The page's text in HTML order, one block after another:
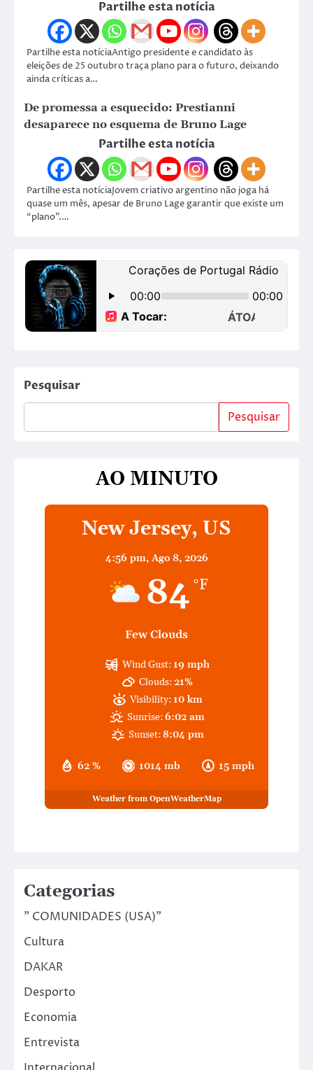
Partilhe esta notícia
Partilhe esta notíciaAntigo presidente e candidato às
eleições de 25 outubro traça plano para o futuro, deixando
ainda críticas a…
De promessa a esquecido: Prestianni
desaparece no esquema de Bruno Lage
Partilhe esta notícia
Partilhe esta notíciaJovem criativo argentino não joga há
quase um mês, apesar de Bruno Lage garantir que existe um
“plano”.…
Pesquisar
Pesquisar
AO MINUTO
New Jersey, US
4:56 pm, Ago 8, 2026
84 °F
Few Clouds
62 % 1014 mb 15 mph
Wind Gust: 19 mph
Clouds:21%
Visibility: 10 km
Sunrise:6:02 am
Sunset:8:04 pm
Weather from OpenWeatherMap
Categorias
" COMUNIDADES (USA)"
Cultura
DAKAR
Desporto
Economia
Entrevista